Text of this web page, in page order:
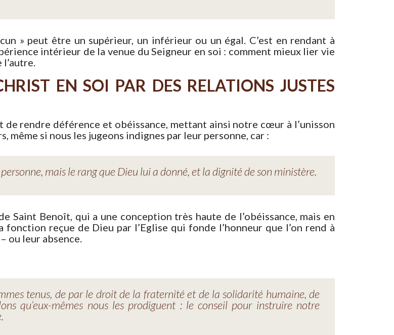
» peut être un supérieur, un inférieur ou un égal. C’est en rendant à
intérieur de la venue du Seigneur en soi : comment mieux lier vie
EN SOI PAR DES RELATIONS JUSTES
de rendre déférence et obéissance, mettant ainsi notre cœur à l’unisson
même si nous les jugeons indignes par leur personne, car :
mais le rang que Dieu lui a donné, et la dignité de son ministère.
Saint Benoît, qui a une conception très haute de l’obéissance, mais en
reçue de Dieu par l’Eglise qui fonde l’honneur que l’on rend à
ou leur absence.
tenus, de par le droit de la fraternité et de la solidarité humaine, de
qu’eux-mêmes nous les prodiguent : le conseil pour instruire notre